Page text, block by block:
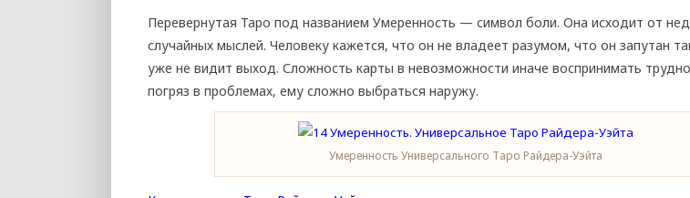
Перевернутая Таро под названием Умеренность — символ боли. Она исходит от
случайных мыслей. Человеку кажется, что он не владеет разумом, что он запутан
уже не видит выход. Сложность карты в невозможности иначе воспринимать
погряз в проблемах, ему сложно выбраться наружу.
Умеренность Универсального Таро Райдера-Уэйта